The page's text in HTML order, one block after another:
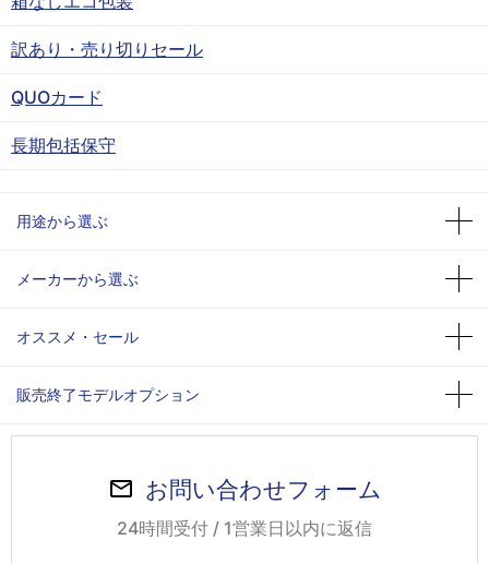
訳あり・売り切りセール
QUOカード
長期包括保守
用途から選ぶ
メーカーから選ぶ
オススメ・セール
販売終了モデルオプション
お問い合わせフォーム
24時間受付 / 1営業日以内に返信